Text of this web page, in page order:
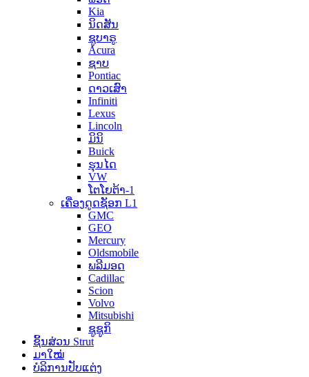
Kia
ນິດສັນ
ຊູບາຣູ
Acura
ຊາບ
Pontiac
ດາວເສົາ
Infiniti
Lexus
Lincoln
ມິນິ
Buick
ຮຸນໄດ
VW
ໂຕໂຍຕ້າ-1
ເຄື່ອງດູດຊັອກ L1
GMC
GEO
Mercury
Oldsmobile
ພລີມອດ
Cadillac
Scion
Volvo
Mitsubishi
ຊູຊູກິ
ຊິ້ນສ່ວນ Strut
ມາໃໝ່
ບໍລິການປັບແຕ່ງ